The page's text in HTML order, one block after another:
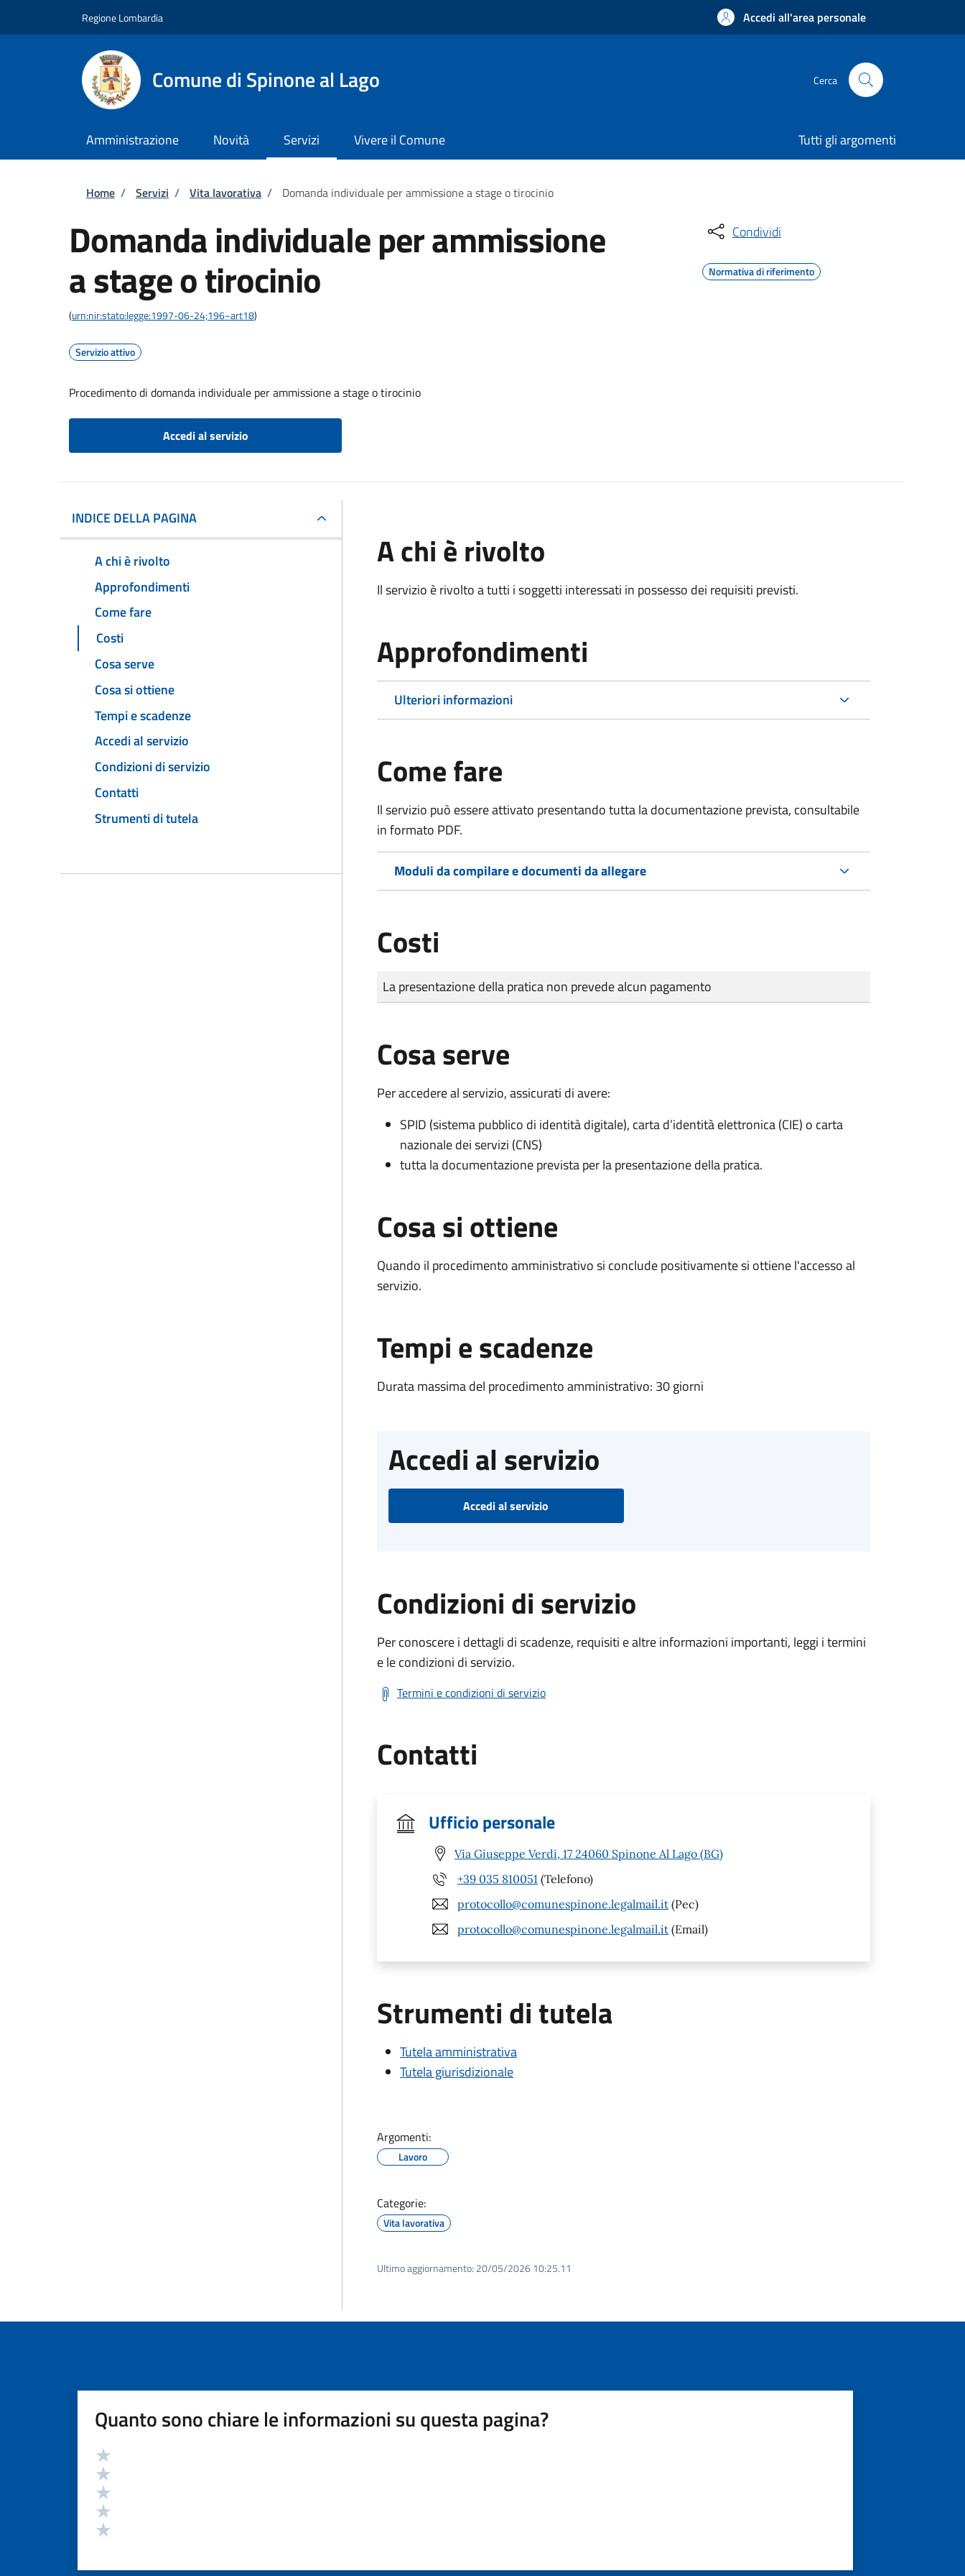
Regione Lombardia Accedi all'area personale
Comune di Spinone al Lago Cerca
Amministrazione Novità Servizi Vivere il Comune Tutti gli argomenti
Briciole di pane
Home / Servizi / Vita lavorativa / Domanda individuale per ammissione a stage o tirocinio
Domanda individuale per ammissione
a stage o tirocinio
(urn:nir:stato:legge:1997-06-24;196~art18)
Servizio attivo
Procedimento di domanda individuale per ammissione a stage o tirocinio
Accedi al servizio
Condividi
Normativa di riferimento
INDICE DELLA PAGINA
A chi è rivolto
Approfondimenti
Come fare
Costi
Cosa serve
Cosa si ottiene
Tempi e scadenze
Accedi al servizio
Condizioni di servizio
Contatti
Strumenti di tutela
A chi è rivolto
Il servizio è rivolto a tutti i soggetti interessati in possesso dei requisiti previsti.
Approfondimenti
Ulteriori informazioni
Come fare
Il servizio può essere attivato presentando tutta la documentazione prevista, consultabile
in formato PDF.
Moduli da compilare e documenti da allegare
Costi
Tipo di pagamento
Importo
La presentazione della pratica non prevede alcun pagamento
Cosa serve
Per accedere al servizio, assicurati di avere:
SPID (sistema pubblico di identità digitale), carta d’identità elettronica (CIE) o carta
nazionale dei servizi (CNS)
tutta la documentazione prevista per la presentazione della pratica.
Cosa si ottiene
Quando il procedimento amministrativo si conclude positivamente si ottiene l'accesso al
servizio.
Tempi e scadenze
Durata massima del procedimento amministrativo: 30 giorni
Accedi al servizio
Accedi al servizio
Condizioni di servizio
Per conoscere i dettagli di scadenze, requisiti e altre informazioni importanti, leggi i termini
e le condizioni di servizio.
Termini e condizioni di servizio
Contatti
Ufficio personale
Via Giuseppe Verdi, 17 24060 Spinone Al Lago (BG)
+39 035 810051 (Telefono)
protocollo@comunespinone.legalmail.it (Pec)
protocollo@comunespinone.legalmail.it (Email)
Strumenti di tutela
Tutela amministrativa
Tutela giurisdizionale
Argomenti:
Lavoro
Categorie:
Vita lavorativa
Ultimo aggiornamento: 20/05/2026 10:25.11
Quanto sono chiare le informazioni su questa pagina?
Valutazione